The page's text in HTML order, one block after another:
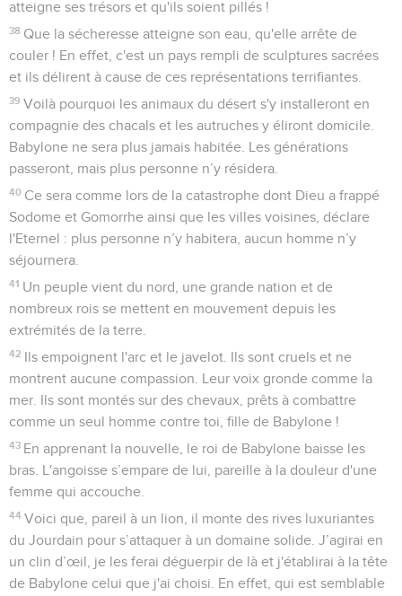
atteigne ses trésors et qu'ils soient pillés !
38 Que la sécheresse atteigne son eau, qu'elle arrête de
couler ! En effet, c'est un pays rempli de sculptures sacrées
et ils délirent à cause de ces représentations terrifiantes.
39 Voilà pourquoi les animaux du désert s'y installeront en
compagnie des chacals et les autruches y éliront domicile.
Babylone ne sera plus jamais habitée. Les générations
passeront, mais plus personne n’y résidera.
40 Ce sera comme lors de la catastrophe dont Dieu a frappé
Sodome et Gomorrhe ainsi que les villes voisines, déclare
l'Eternel : plus personne n’y habitera, aucun homme n’y
séjournera.
41 Un peuple vient du nord, une grande nation et de
nombreux rois se mettent en mouvement depuis les
extrémités de la terre.
42 Ils empoignent l'arc et le javelot. Ils sont cruels et ne
montrent aucune compassion. Leur voix gronde comme la
mer. Ils sont montés sur des chevaux, prêts à combattre
comme un seul homme contre toi, fille de Babylone !
43 En apprenant la nouvelle, le roi de Babylone baisse les
bras. L'angoisse s’empare de lui, pareille à la douleur d'une
femme qui accouche.
44 Voici que, pareil à un lion, il monte des rives luxuriantes
du Jourdain pour s’attaquer à un domaine solide. J’agirai en
un clin d’œil, je les ferai déguerpir de là et j'établirai à la tête
de Babylone celui que j'ai choisi. En effet, qui est semblable